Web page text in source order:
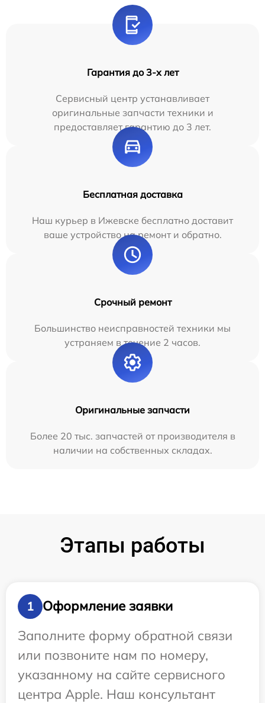
Гарантия до 3-х лет
Сервисный центр устанавливает
оригинальные запчасти техники и
предоставляет гарантию до 3 лет.
Бесплатная доставка
Наш курьер в Ижевске бесплатно доставит
ваше устройство на ремонт и обратно.
Срочный ремонт
Большинство неисправностей техники мы
устраняем в течение 2 часов.
Оригинальные запчасти
Более 20 тыс. запчастей от производителя в
наличии на собственных складах.
Этапы работы
1
Оформление заявки
Заполните форму обратной связи
или позвоните нам по номеру,
указанному на сайте сервисного
центра Apple. Наш консультант